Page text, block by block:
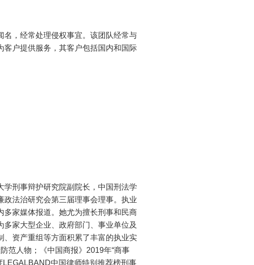
，经常处理侵权事宜。该团队经常与
户提供服务，其客户包括国内和国际
刑事辩护研究院副院长，中国刑法学
法治研究会第三届理事会理事。执业
家媒体报道。她尤为擅长刑事和民商
家大型企业、政府部门、事业单位及
资产重组等方面积累了丰富的执业实
范人物；《中国商报》2019年“商事
中国律师特别推荐榜刑事